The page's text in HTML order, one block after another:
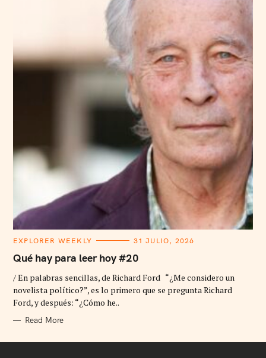
C
T
E
O
I
E
EXPLORER WEEKLY 31 JULIO, 2026
Qué hay para leer hoy #20
/ En palabras sencillas, de Richard Ford “¿Me considero un
novelista político?”, es lo primero que se pregunta Richard
Ford, y después: “¿Cómo he..
Read More